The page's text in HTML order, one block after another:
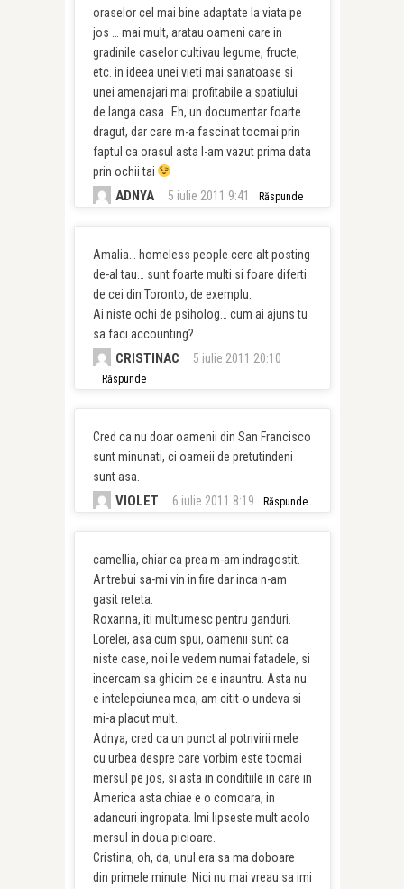
oraselor cel mai bine adaptate la viata pe
jos … mai mult, aratau oameni care in
gradinile caselor cultivau legume, fructe,
etc. in ideea unei vieti mai sanatoase si
unei amenajari mai profitabile a spatiului
de langa casa…Eh, un documentar foarte
dragut, dar care m-a fascinat tocmai prin
faptul ca orasul asta l-am vazut prima data
prin ochii tai
ADNYA 5 iulie 2011 9:41 Răspunde
Amalia… homeless people cere alt posting
de-al tau… sunt foarte multi si foare diferti
de cei din Toronto, de exemplu.
Ai niste ochi de psiholog… cum ai ajuns tu
sa faci accounting?
CRISTINAC 5 iulie 2011 20:10
Răspunde
Cred ca nu doar oamenii din San Francisco
sunt minunati, ci oameii de pretutindeni
sunt asa.
VIOLET 6 iulie 2011 8:19 Răspunde
camellia, chiar ca prea m-am indragostit.
Ar trebui sa-mi vin in fire dar inca n-am
gasit reteta.
Roxanna, iti multumesc pentru ganduri.
Lorelei, asa cum spui, oamenii sunt ca
niste case, noi le vedem numai fatadele, si
incercam sa ghicim ce e inauntru. Asta nu
e intelepciunea mea, am citit-o undeva si
mi-a placut mult.
Adnya, cred ca un punct al potrivirii mele
cu urbea despre care vorbim este tocmai
mersul pe jos, si asta in conditiile in care in
America asta chiae e o comoara, in
adancuri ingropata. Imi lipseste mult acolo
mersul in doua picioare.
Cristina, oh, da, unul era sa ma doboare
din primele minute. Nici nu mai vreau sa imi